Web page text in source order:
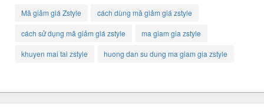
Mã giảm giá Zstyle cách dùng mã giảm giá zstyle
cách sử dụng mã giảm giá zstyle ma giam gia zstyle
khuyen mai tai zstyle huong dan su dung ma giam gia zstyle